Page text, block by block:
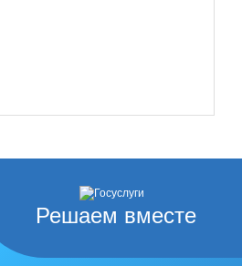
Решаем вместе